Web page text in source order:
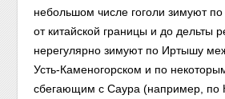
небольшом числе гоголи зимуют
от китайской границы и до дельты
нерегулярно зимуют по Иртышу
Усть-Каменогорском и по
сбегающим с Саура (например, по